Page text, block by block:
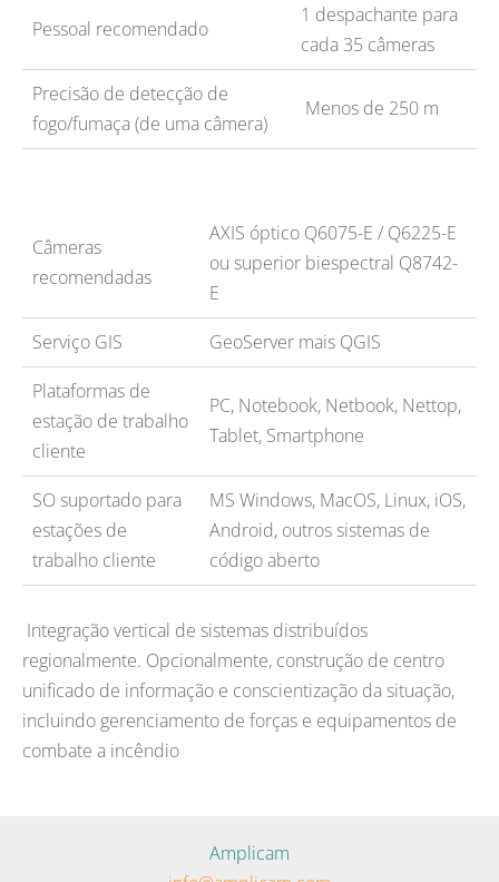
Pessoal recomendado
1 despachante para
cada 35 câmeras
Precisão de detecção de
fogo/fumaça (de uma câmera)
Menos de 250 m
Câmeras
recomendadas
AXIS óptico Q6075-E / Q6225-E
ou superior biespectral Q8742-
E
Serviço GIS
GeoServer mais QGIS
Plataformas de
estação de trabalho
cliente
PC, Notebook, Netbook, Nettop,
Tablet, Smartphone
SO suportado para
estações de
trabalho cliente
MS Windows, MacOS, Linux, iOS,
Android, outros sistemas de
código aberto
Integração vertical de sistemas distribuídos
regionalmente. Opcionalmente, construção de centro
unificado de informação e conscientização da situação,
incluindo gerenciamento de forças e equipamentos de
combate a incêndio
Amplicam